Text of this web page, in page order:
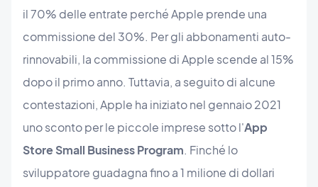
il 70% delle entrate perché Apple prende una
commissione del 30%. Per gli abbonamenti auto-
rinnovabili, la commissione di Apple scende al 15%
dopo il primo anno. Tuttavia, a seguito di alcune
contestazioni, Apple ha iniziato nel gennaio 2021
uno sconto per le piccole imprese sotto l'App
Store Small Business Program. Finché lo
sviluppatore guadagna fino a 1 milione di dollari